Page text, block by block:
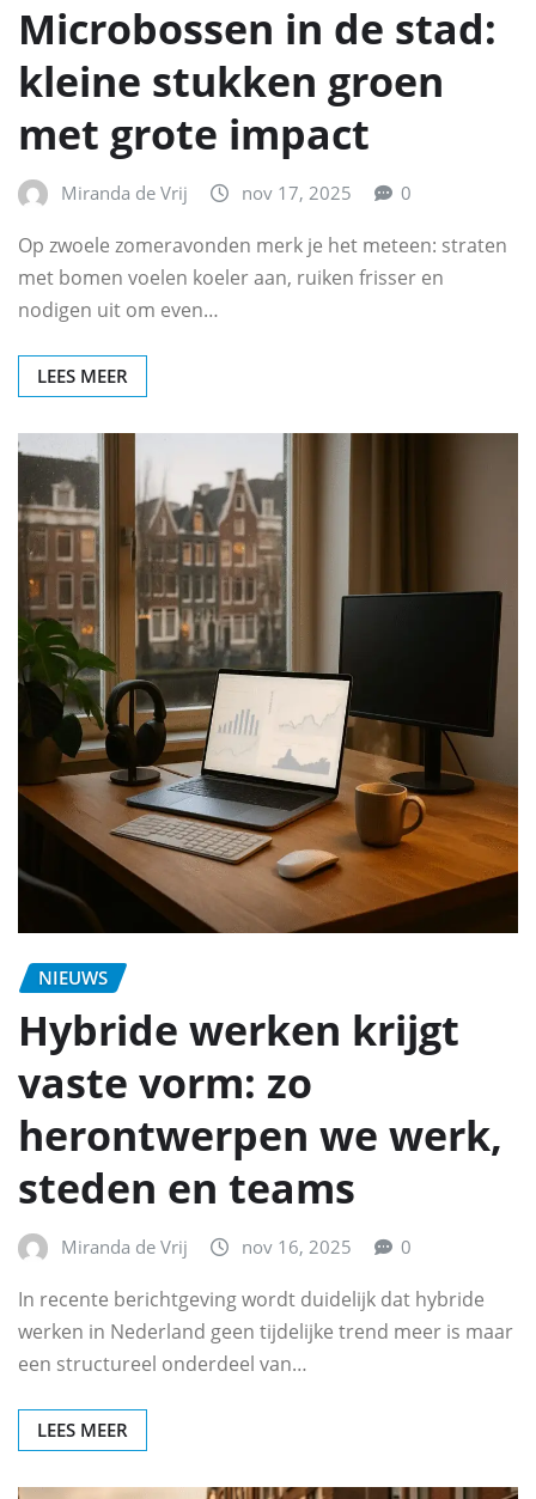
Microbossen in de stad:
kleine stukken groen
met grote impact
Miranda de Vrij nov 17, 2025 0
Op zwoele zomeravonden merk je het meteen: straten
met bomen voelen koeler aan, ruiken frisser en
nodigen uit om even…
LEES MEER
NIEUWS
Hybride werken krijgt
vaste vorm: zo
herontwerpen we werk,
steden en teams
Miranda de Vrij nov 16, 2025 0
In recente berichtgeving wordt duidelijk dat hybride
werken in Nederland geen tijdelijke trend meer is maar
een structureel onderdeel van…
LEES MEER